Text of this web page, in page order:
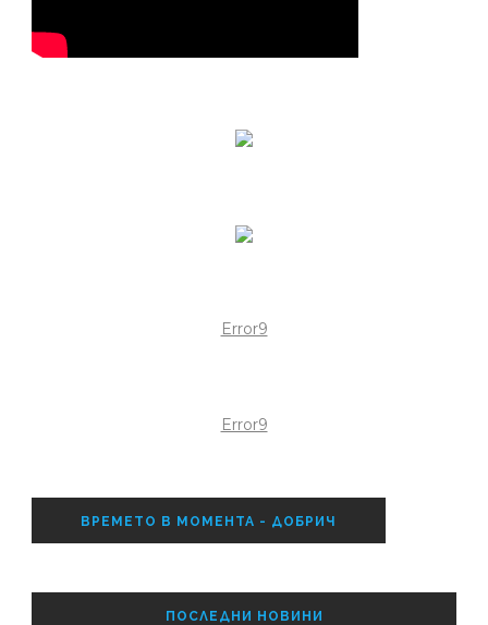
Error9
Error9
ВРЕМЕТО В МОМЕНТА - ДОБРИЧ
ПОСЛЕДНИ НОВИНИ